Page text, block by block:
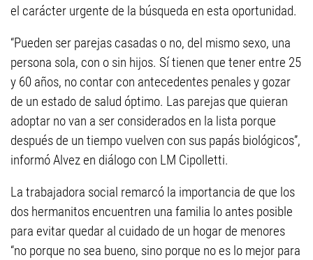
el carácter urgente de la búsqueda en esta oportunidad.
“Pueden ser parejas casadas o no, del mismo sexo, una
persona sola, con o sin hijos. Sí tienen que tener entre 25
y 60 años, no contar con antecedentes penales y gozar
de un estado de salud óptimo. Las parejas que quieran
adoptar no van a ser considerados en la lista porque
después de un tiempo vuelven con sus papás biológicos”,
informó Alvez en diálogo con LM Cipolletti.
La trabajadora social remarcó la importancia de que los
dos hermanitos encuentren una familia lo antes posible
para evitar quedar al cuidado de un hogar de menores
“no porque no sea bueno, sino porque no es lo mejor para